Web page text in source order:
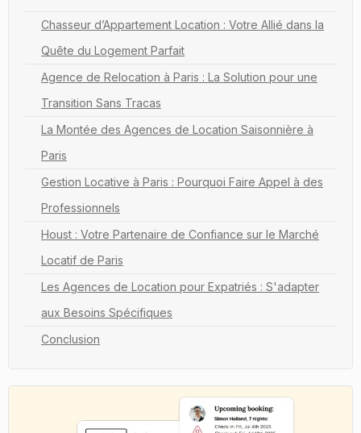
Chasseur d’Appartement Location : Votre Allié dans la
Quête du Logement Parfait
Agence de Relocation à Paris : La Solution pour une
Transition Sans Tracas
La Montée des Agences de Location Saisonnière à
Paris
Gestion Locative à Paris : Pourquoi Faire Appel à des
Professionnels
Houst : Votre Partenaire de Confiance sur le Marché
Locatif de Paris
Les Agences de Location pour Expatriés : S'adapter
aux Besoins Spécifiques
Conclusion